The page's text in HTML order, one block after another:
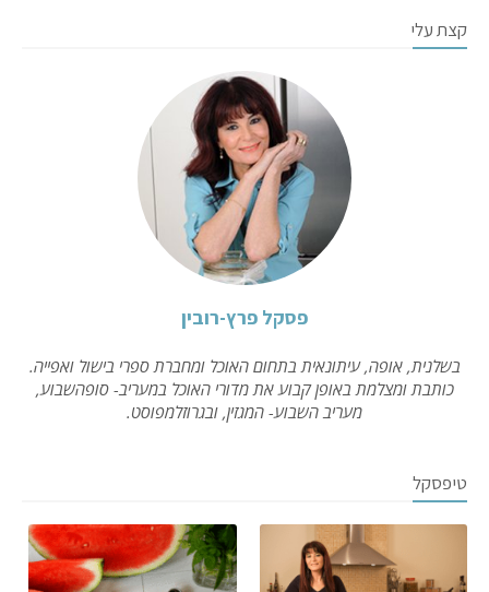
קצת עלי
פסקל פרץ-רובין
בשלנית, אופה, עיתונאית בתחום האוכל ומחברת ספרי בישול ואפייה.
כותבת ומצלמת באופן קבוע את מדורי האוכל במעריב- סופהשבוע,
מעריב השבוע- המגזין, ובגרוזלמפוסט.
טיפסקל